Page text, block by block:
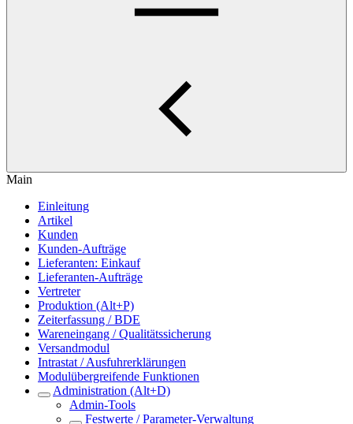
Main
Einleitung
Artikel
Kunden
Kunden-Aufträge
Lieferanten: Einkauf
Lieferanten-Aufträge
Vertreter
Produktion (Alt+P)
Zeiterfassung / BDE
Wareneingang / Qualitätssicherung
Versandmodul
Intrastat / Ausfuhrerklärungen
Modulübergreifende Funktionen
Administration (Alt+D)
Admin-Tools
Festwerte / Parameter-Verwaltung